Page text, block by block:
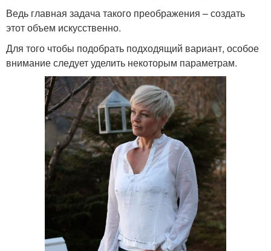
Ведь главная задача такого преображения – создать
этот объем искусственно.
Для того чтобы подобрать подходящий вариант, особое
внимание следует уделить некоторым параметрам.